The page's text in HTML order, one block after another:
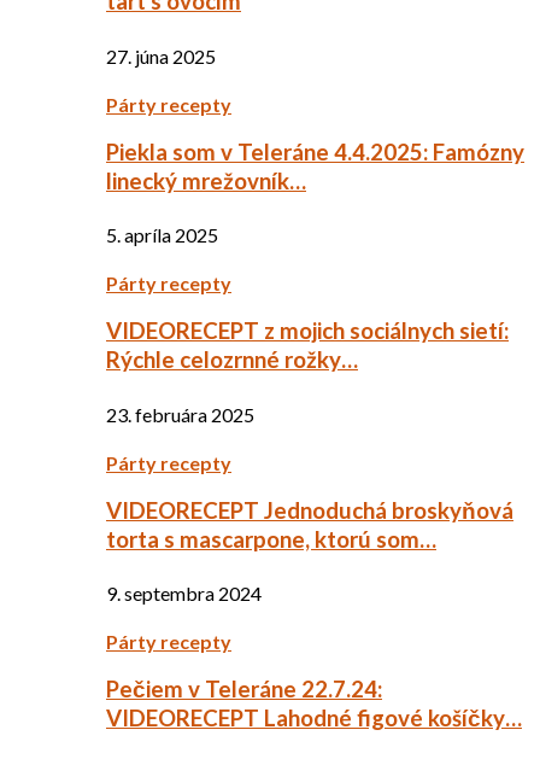
27. júna 2025
Párty recepty
Piekla som v Teleráne 4.4.2025: Famózny
linecký mrežovník…
5. apríla 2025
Párty recepty
VIDEORECEPT z mojich sociálnych sietí:
Rýchle celozrnné rožky…
23. februára 2025
Párty recepty
VIDEORECEPT Jednoduchá broskyňová
torta s mascarpone, ktorú som…
9. septembra 2024
Párty recepty
Pečiem v Teleráne 22.7.24:
VIDEORECEPT Lahodné figové košíčky…